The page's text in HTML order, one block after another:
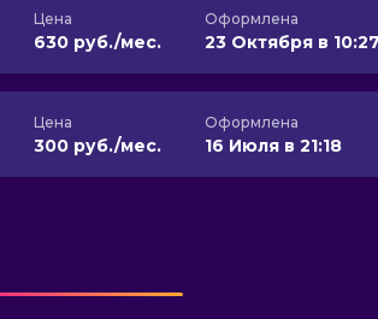
Цена
630 руб./мес.
Оформлена
23 Октября в 10:27
Цена
300 руб./мес.
Оформлена
16 Июля в 21:18